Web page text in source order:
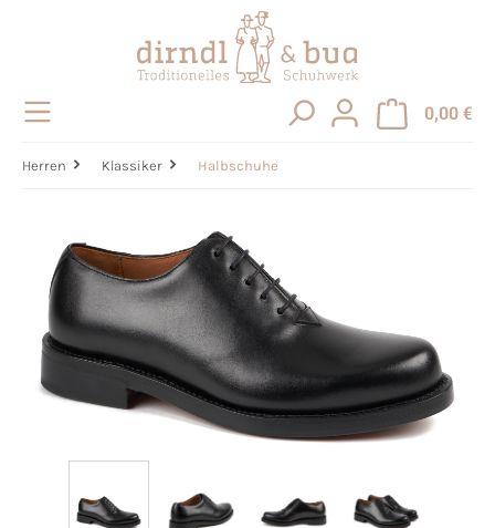
0,00 €
Herren Klassiker Halbschuhe